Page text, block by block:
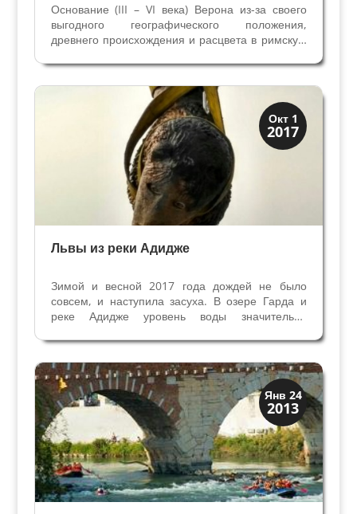
Основание (III – VI века) Верона из-за своего
выгодного географического положения,
древнего происхождения и расцвета в римскую
и Истрия, в котором был Епископ. Впервые в
документах Софийского Собора 343 года мы
Окт 1
2017
Археология
История
Львы из реки Адидже
Зимой и весной 2017 года дождей не было
совсем, и наступила засуха. В озере Гарда и
реке Адидже уровень воды значительно
хозяйства провинции Вероны — недосчитались
30% урожая овощей и фруктов в этом году. Но
река Адидже...
Янв 24
2013
Верона
Римская Верона